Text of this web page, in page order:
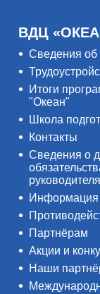
ВДЦ
Сведения об
Итоги
"Океан"
Школа
Контакты
Сведения о
Информация
Партнёрам
Акции и
Наши